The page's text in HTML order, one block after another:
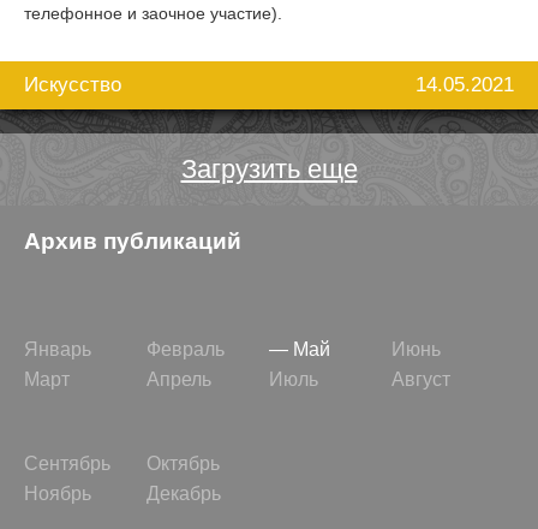
телефонное и заочное участие).
14.05.2021
Искусство
Загрузить еще
Архив публикаций
Январь
Февраль
Март
Апрель
Май
Июнь
Июль
Август
Сентябрь
Октябрь
Ноябрь
Декабрь